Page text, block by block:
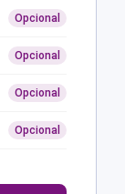
Opcional
Opcional
Opcional
Opcional